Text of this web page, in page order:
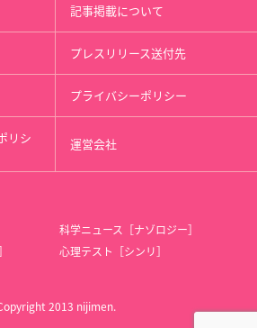
記事掲載について
プレスリリース送付先
プライバシーポリシー
リシ 運営会社
科学ニュース［ナゾロジー］
心理テスト［シンリ］
2013 nijimen.